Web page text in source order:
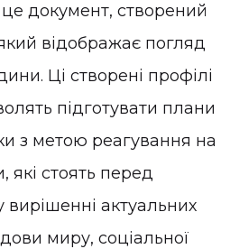
документ, створений
відображає погляд
Ці створені профілі
підготувати плани
з метою реагування на
які стоять перед
актуальних
миру, соціальної